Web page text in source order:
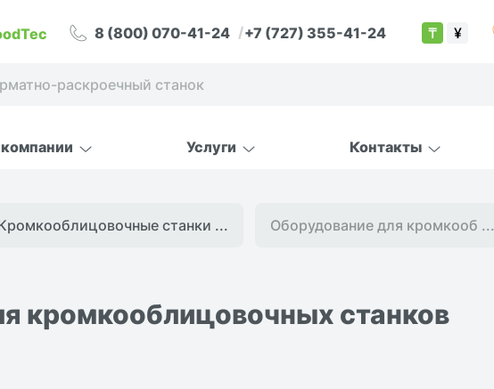
8 (800) 070-41-24 +7 (727) 355-41-24 ₸ ¥
Услуги Контакты
cтанки ... Оборудование для кромкооб ...
кромкооблицовочных станков